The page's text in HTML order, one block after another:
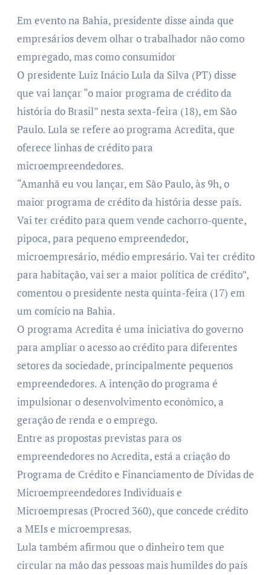
Em evento na Bahia, presidente disse ainda que
empresários devem olhar o trabalhador não como
empregado, mas como consumidor
O presidente Luiz Inácio Lula da Silva (PT) disse
que vai lançar “o maior programa de crédito da
história do Brasil” nesta sexta-feira (18), em São
Paulo. Lula se refere ao programa Acredita, que
oferece linhas de crédito para
microempreendedores.
“Amanhã eu vou lançar, em São Paulo, às 9h, o
maior programa de crédito da história desse país.
Vai ter crédito para quem vende cachorro-quente,
pipoca, para pequeno empreendedor,
microempresário, médio empresário. Vai ter crédito
para habitação, vai ser a maior política de crédito”,
comentou o presidente nesta quinta-feira (17) em
um comício na Bahia.
O programa Acredita é uma iniciativa do governo
para ampliar o acesso ao crédito para diferentes
setores da sociedade, principalmente pequenos
empreendedores. A intenção do programa é
impulsionar o desenvolvimento econômico, a
geração de renda e o emprego.
Entre as propostas previstas para os
empreendedores no Acredita, está a criação do
Programa de Crédito e Financiamento de Dívidas de
Microempreendedores Individuais e
Microempresas (Procred 360), que concede crédito
a MEIs e microempresas.
Lula também afirmou que o dinheiro tem que
circular na mão das pessoas mais humildes do país